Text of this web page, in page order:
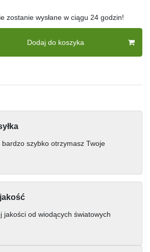
zostanie wysłane w ciągu 24 godzin!
Dodaj do koszyka
bardzo szybko otrzymasz Twoje
jakości od wiodących światowych